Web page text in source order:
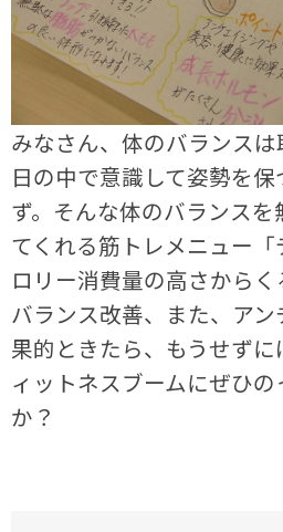
みなさん、体のバランス
日の中で意識して姿勢を
ず。そんな体のバランス
てくれる筋トレメニュー
ロリー消費量の高さから
バランス改善、また、ア
果的ときたら、もうせず
ィットネスブームにぜひ
か？